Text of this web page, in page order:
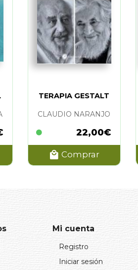
TERAPIA GESTALT
CLAUDIO NARANJO
22,00€
Comprar
Mi cuenta
Registro
Iniciar sesión